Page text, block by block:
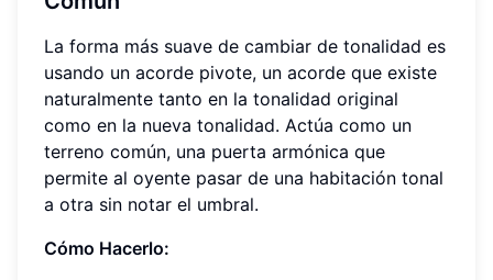
La forma más suave de cambiar de tonalidad es
usando un acorde pivote, un acorde que existe
naturalmente tanto en la tonalidad original
como en la nueva tonalidad. Actúa como un
terreno común, una puerta armónica que
permite al oyente pasar de una habitación tonal
a otra sin notar el umbral.
Cómo Hacerlo: